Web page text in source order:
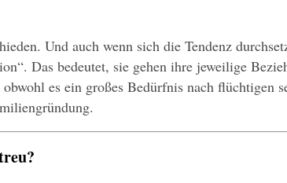
Und auch wenn sich die Tendenz
Das bedeutet, sie gehen ihre jeweilige
es ein großes Bedürfnis nach flüchtigen